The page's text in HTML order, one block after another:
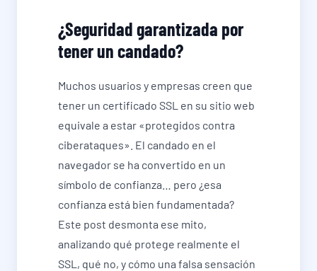
¿Seguridad garantizada por
tener un candado?
Muchos usuarios y empresas creen que
tener un certificado SSL en su sitio web
equivale a estar «protegidos contra
ciberataques». El candado en el
navegador se ha convertido en un
símbolo de confianza… pero ¿esa
confianza está bien fundamentada?
Este post desmonta ese mito,
analizando qué protege realmente el
SSL, qué no, y cómo una falsa sensación